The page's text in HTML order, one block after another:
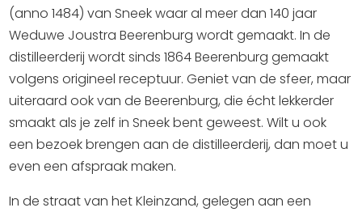
(anno 1484) van Sneek waar al meer dan 140 jaar
Weduwe Joustra Beerenburg wordt gemaakt. In de
distilleerderij wordt sinds 1864 Beerenburg gemaakt
volgens origineel receptuur. Geniet van de sfeer, maar
uiteraard ook van de Beerenburg, die écht lekkerder
smaakt als je zelf in Sneek bent geweest. Wilt u ook
een bezoek brengen aan de distilleerderij, dan moet u
even een afspraak maken.
In de straat van het Kleinzand, gelegen aan een